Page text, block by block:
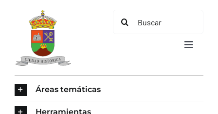
contenido
Buscar:
Toggle
Áreas temáticas
Herramientas